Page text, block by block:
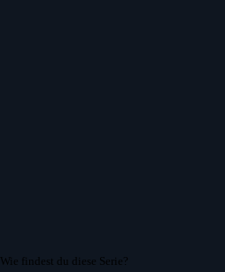
Wie findest du diese Serie?